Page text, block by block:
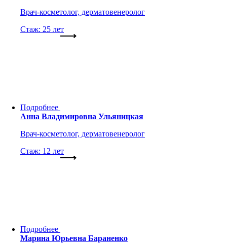
Врач-косметолог, дерматовенеролог
Стаж: 25 лет
Подробнее
Анна Владимировна Ульяницкая
Врач-косметолог, дерматовенеролог
Стаж: 12 лет
Подробнее
Марина Юрьевна Бараненко